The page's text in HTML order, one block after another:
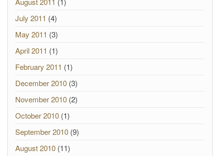
July 2011 (4)
May 2011 (3)
April 2011 (1)
February 2011 (1)
December 2010 (3)
November 2010 (2)
October 2010 (1)
September 2010 (9)
August 2010 (11)